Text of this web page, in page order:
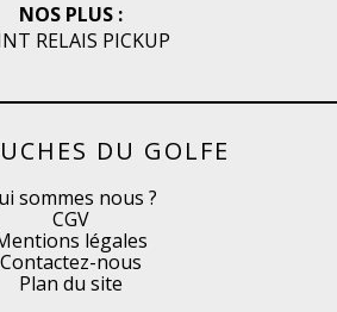
NOS PLUS :
RELAIS PICKUP
DU GOLFE
sommes nous ?
CGV
légales
Contactez-nous
Plan du site